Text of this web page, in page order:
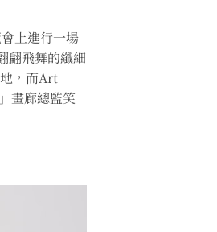
上進行一場
翩飛舞的纖細
，而Art
畫廊總監笑